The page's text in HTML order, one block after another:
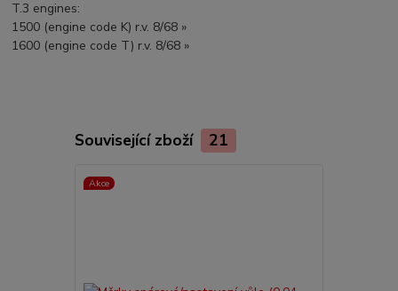
T.3 engines:
1500 (engine code K) r.v. 8/68 »
1600 (engine code T) r.v. 8/68 »
Související zboží 21
Akce